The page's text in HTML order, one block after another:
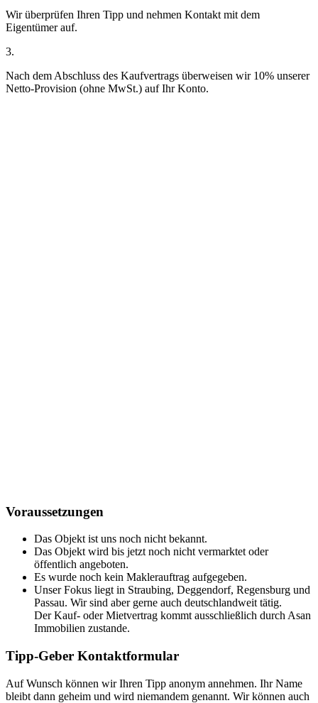
Wir überprüfen Ihren Tipp und nehmen Kontakt mit dem
Eigentümer auf.
3.
Nach dem Abschluss des Kaufvertrags überweisen wir 10% unserer
Netto-Provision (ohne MwSt.) auf Ihr Konto.
Voraussetzungen
Das Objekt ist uns noch nicht bekannt.
Das Objekt wird bis jetzt noch nicht vermarktet oder
öffentlich angeboten.
Es wurde noch kein Maklerauftrag aufgegeben.
Unser Fokus liegt in Straubing, Deggendorf, Regensburg und
Passau. Wir sind aber gerne auch deutschlandweit tätig.
Der Kauf- oder Mietvertrag kommt ausschließlich durch Asan
Immobilien zustande.
Tipp-Geber Kontaktformular
Auf Wunsch können wir Ihren Tipp anonym annehmen. Ihr Name
bleibt dann geheim und wird niemandem genannt. Wir können auch